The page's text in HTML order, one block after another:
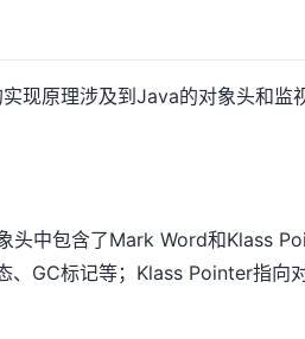
现原理涉及到Java的对象头和监
头中包含了Mark Word和Klass
、GC标记等；Klass Pointer指向